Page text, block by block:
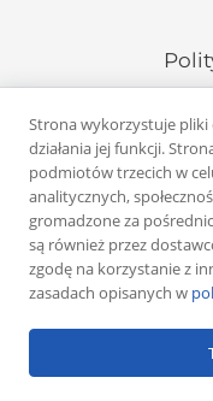
Strona wykorzystuje pliki
działania jej funkcji.
podmiotów trzecich w
analitycznych,
gromadzone za
są również przez
zgodę na korzystanie z
zasadach opisanych w